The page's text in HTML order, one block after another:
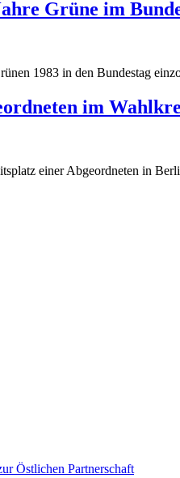
Grüne im
1983 in den Bundestag
im
einer Abgeordneten in
Östlichen Partnerschaft